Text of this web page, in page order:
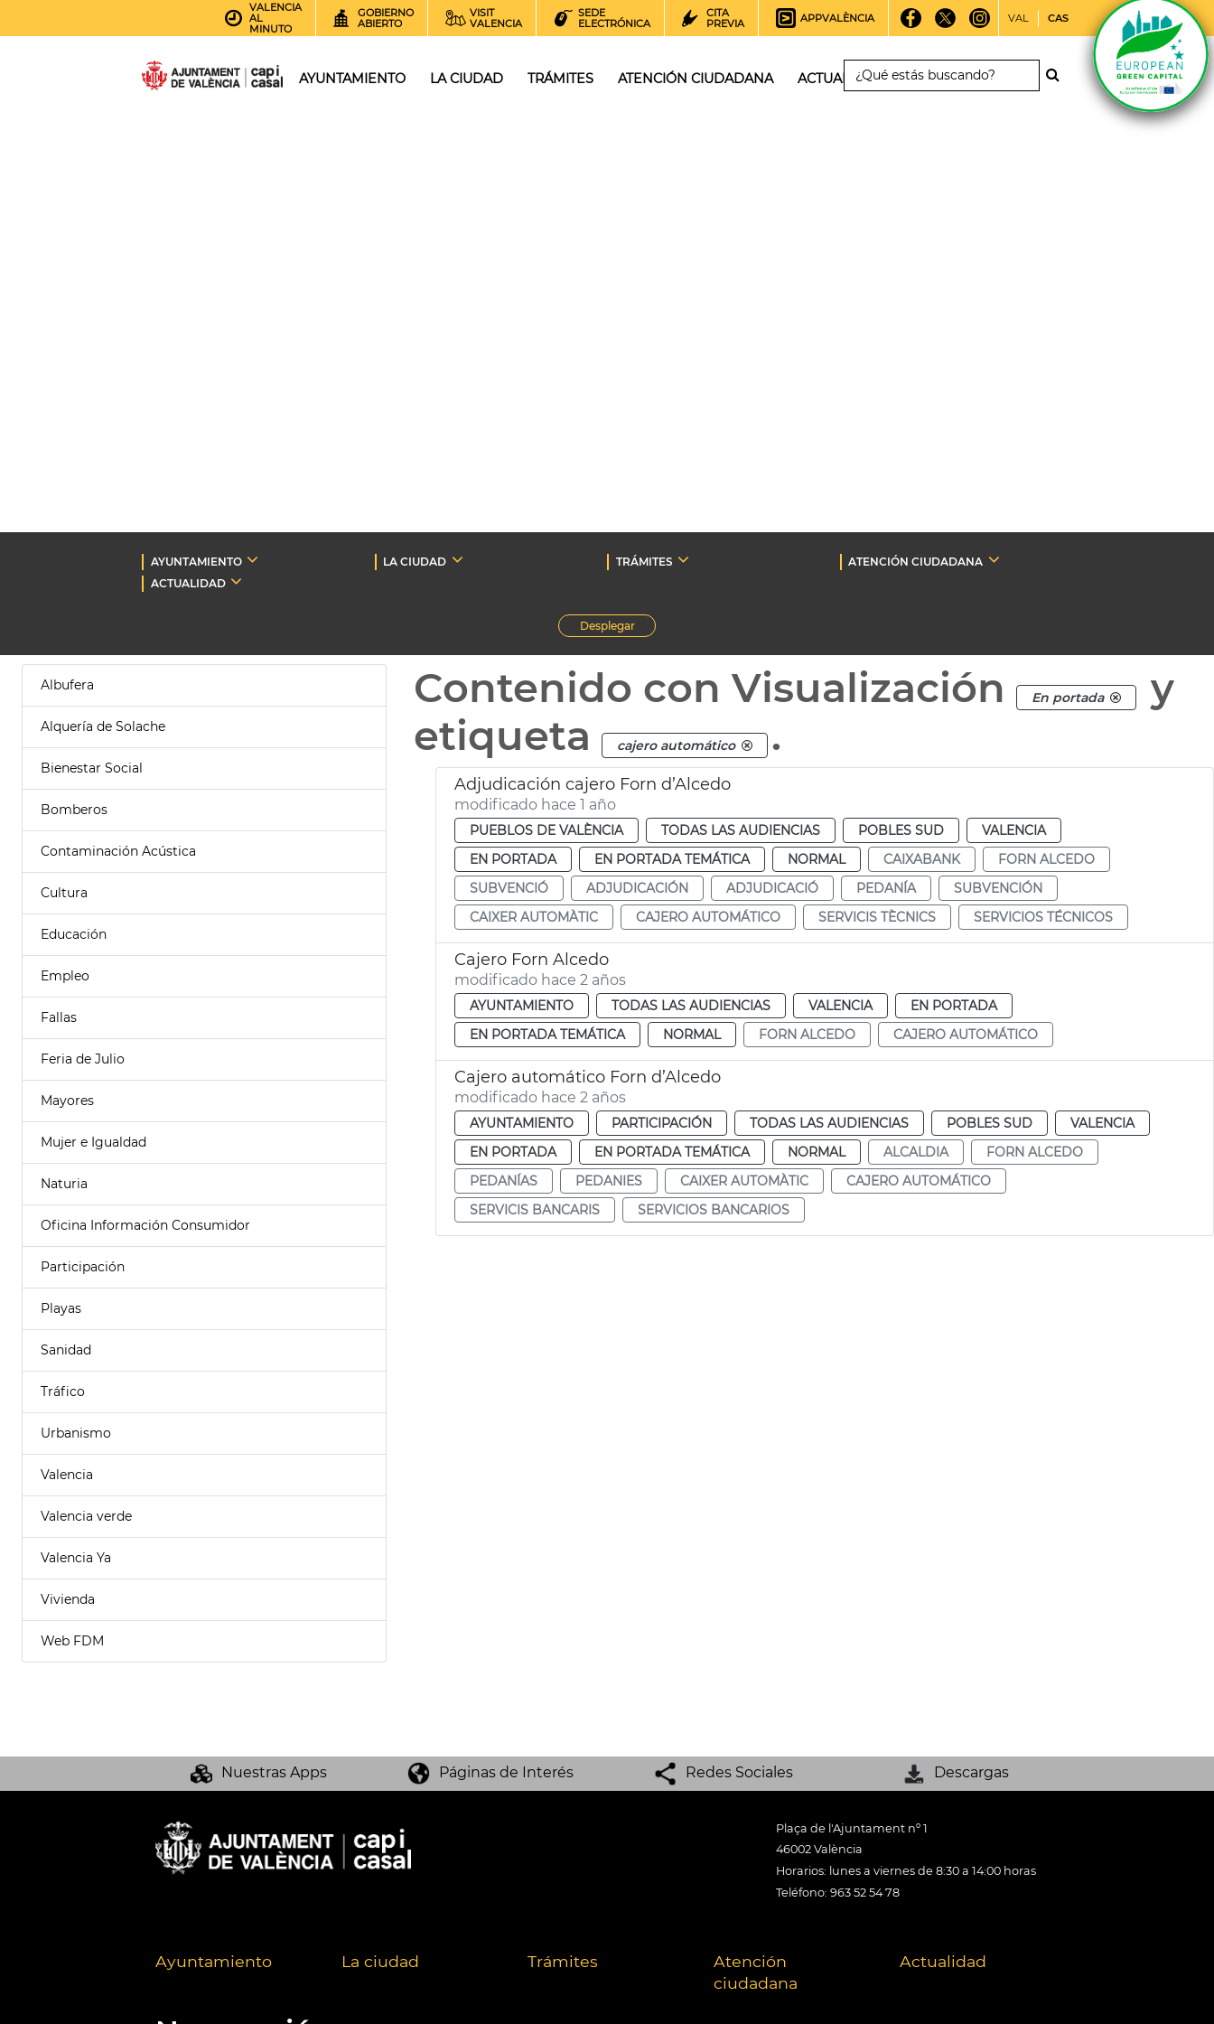
VALENCIA
AL
MINUTO
GOBIERNO
ABIERTO
VISIT
VALENCIA
SEDE
ELECTRÓNICA
CITA
PREVIA
APPVALÈNCIA VAL CAS
AYUNTAMIENTO LA CIUDAD TRÁMITES ATENCIÓN CIUDADANA ACTUALIDAD
AYUNTAMIENTO LA CIUDAD TRÁMITES
ATENCIÓN CIUDADANA
ACTUALIDAD
Desplegar
Albufera
Alquería de Solache
Bienestar Social
Bomberos
Contaminación Acústica
Cultura
Educación
Empleo
Fallas
Feria de Julio
Mayores
Mujer e Igualdad
Naturia
Oficina Información Consumidor
Participación
Playas
Sanidad
Tráfico
Urbanismo
Valencia
Valencia verde
Valencia Ya
Vivienda
Web FDM
Contenido con Visualización En portada
y
etiqueta
cajero automático .
Adjudicación cajero Forn d’Alcedo
modificado hace 1 año
PUEBLOS DE VALÈNCIA TODAS LAS AUDIENCIAS POBLES SUD
VALENCIA
EN PORTADA
EN PORTADA TEMÁTICA NORMAL CAIXABANK
FORN ALCEDO
SUBVENCIÓ
ADJUDICACIÓN ADJUDICACIÓ PEDANÍA
SUBVENCIÓN
CAIXER AUTOMÀTIC
CAJERO AUTOMÁTICO SERVICIS TÈCNICS SERVICIOS TÉCNICOS
Cajero Forn Alcedo
modificado hace 2 años
AYUNTAMIENTO TODAS LAS AUDIENCIAS VALENCIA
EN PORTADA
EN PORTADA TEMÁTICA
NORMAL FORN ALCEDO CAJERO AUTOMÁTICO
Cajero automático Forn d’Alcedo
modificado hace 2 años
AYUNTAMIENTO PARTICIPACIÓN TODAS LAS AUDIENCIAS POBLES SUD
VALENCIA
EN PORTADA
EN PORTADA TEMÁTICA NORMAL ALCALDIA
FORN ALCEDO
PEDANÍAS
PEDANIES CAIXER AUTOMÀTIC
CAJERO AUTOMÁTICO
SERVICIS BANCARIS
SERVICIOS BANCARIOS
Nuestras Apps Páginas de Interés Redes Sociales Descargas
Plaça de l'Ajuntament nº 1
46002 València
Horarios: lunes a viernes de 8:30 a 14:00 horas
Teléfono: 963 52 54 78
Ayuntamiento La ciudad Trámites
Atención
ciudadana
Actualidad